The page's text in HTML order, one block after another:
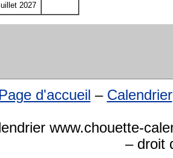
2027
Page d'accueil – Calendrier
www.chouette-
– droit